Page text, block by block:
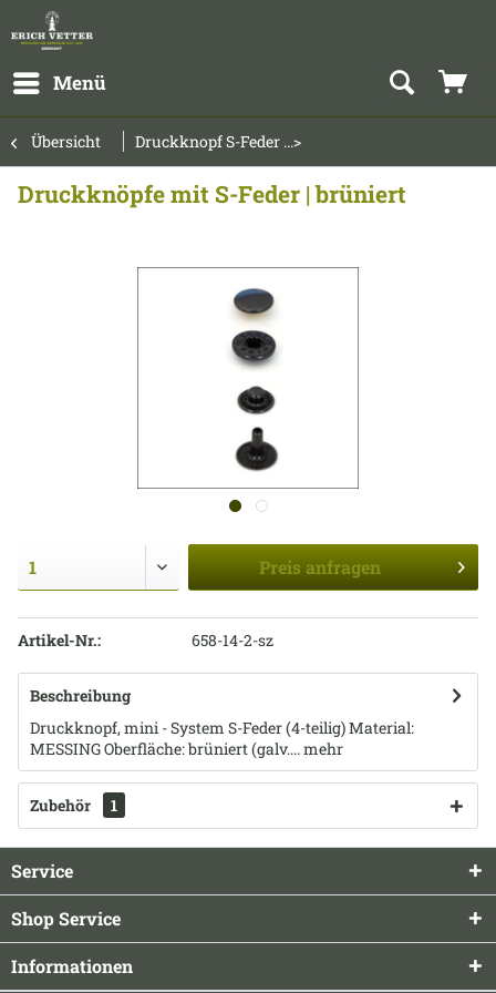
Menü
Übersicht Druckknopf S-Feder ...>
Druckknöpfe mit S-Feder | brüniert
Preis anfragen
Artikel-Nr.: 658-14-2-sz
Beschreibung
Druckknopf, mini - System S-Feder (4-teilig) Material:
MESSING Oberfläche: brüniert (galv....mehr
Zubehör 1
Service
Shop Service
Informationen